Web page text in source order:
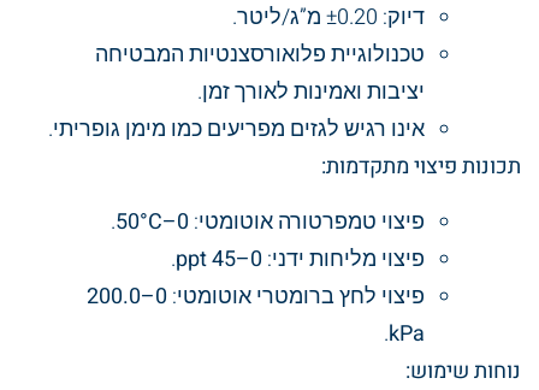
דיוק: ±0.20 מ”ג/ליטר.
טכנולוגיית פלואורסצנטיות המבטיחה
יציבות ואמינות לאורך זמן.
אינו רגיש לגזים מפריעים כמו מימן גופריתי.
תכונות פיצוי מתקדמות:
פיצוי טמפרטורה אוטומטי:0–50°C
.
פיצוי מליחות ידני:0–45 ppt
.
פיצוי לחץ ברומטרי אוטומטי:
0–200.0
kPa
.
נוחות שימוש: